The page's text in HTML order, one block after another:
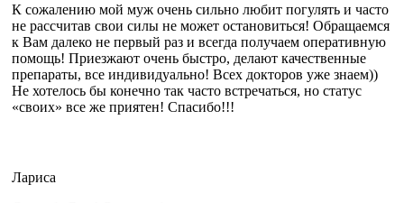
К сожалению мой муж очень сильно любит погулять и часто
не рассчитав свои силы не может остановиться! Обращаемся
к Вам далеко не первый раз и всегда получаем оперативную
помощь! Приезжают очень быстро, делают качественные
препараты, все индивидуально! Всех докторов уже знаем))
Не хотелось бы конечно так часто встречаться, но статус
«своих» все же приятен! Спасибо!!!
Лариса